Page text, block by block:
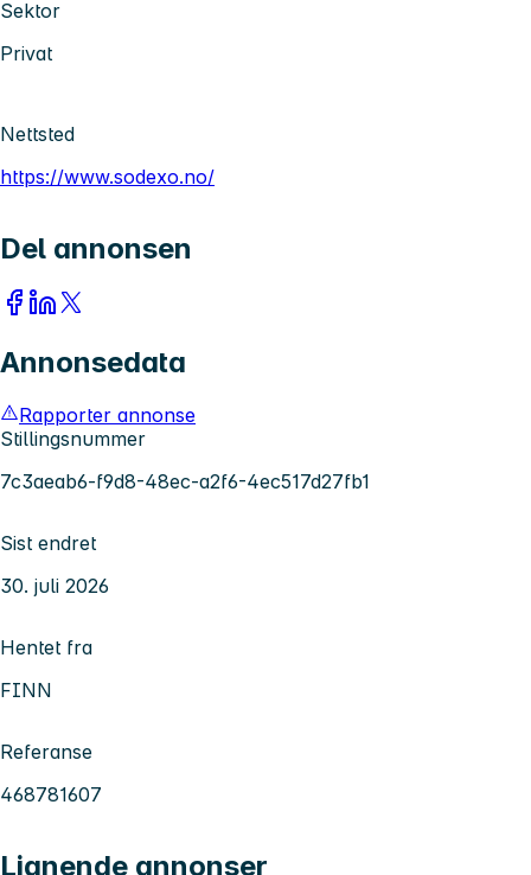
Sektor
Privat
Nettsted
https://www.sodexo.no/
Del annonsen
Annonsedata
Rapporter annonse
Stillingsnummer
7c3aeab6-f9d8-48ec-a2f6-4ec517d27fb1
Sist endret
30. juli 2026
Hentet fra
FINN
Referanse
468781607
Lignende annonser